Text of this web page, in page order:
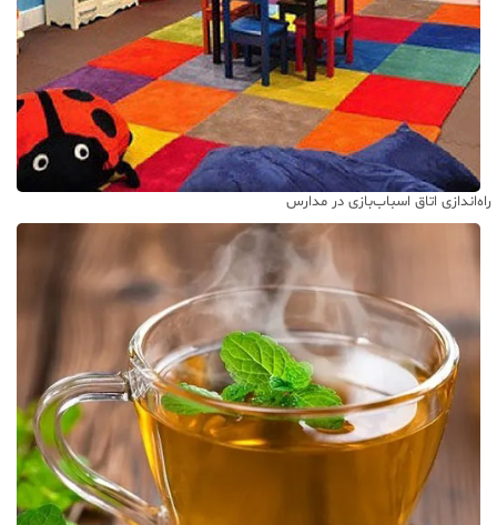
راه‌اندازی اتاق اسباب‌بازی در مدارس